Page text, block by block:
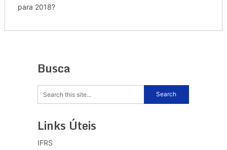
para 2018?
Busca
Links Úteis
IFRS